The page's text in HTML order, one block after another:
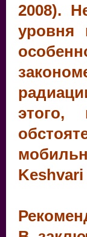
2008).
уровня
Keshvari